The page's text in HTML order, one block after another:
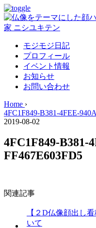
モジモジ日記
プロフィール
イベント情報
お知らせ
お問い合わせ
Home ›
4FC1F849-B381-4FEE-
2019-08-02
4FC1F849-B381-
FF467E603FD5
関連記事
【２D仏像顔出し
いて